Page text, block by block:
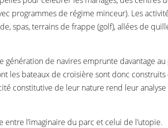
programmes de régime minceur). Les
spas, terrains de frappe (golf), allées de
de navires emprunte davantage au
les bateaux de croisière sont donc construits
constitutive de leur nature rend leur analyse
l’imaginaire du parc et celui de l’utopie.